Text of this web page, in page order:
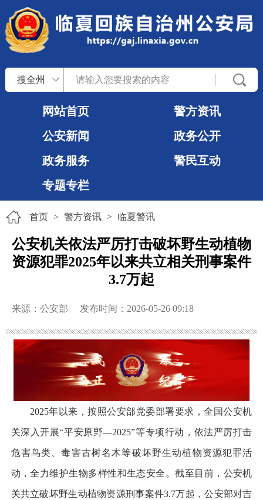
搜全州
网站首页
警方资讯
公安新闻
政务公开
政务服务
警民互动
专题专栏
首页 > 警方资讯 > 临夏警讯
公安机关依法严厉打击破坏野生动植物
资源犯罪2025年以来共立相关刑事案件
3.7万起
来源：公安部 发布时间：2026-05-26 09:18
2025年以来，按照公安部党委部署要求，全国公安机
关深入开展“平安原野—2025”等专项行动，依法严厉打击
危害鸟类、毒害古树名木等破坏野生动植物资源犯罪活
动，全力维护生物多样性和生态安全。截至目前，公安机
关共立破坏野生动植物资源刑事案件3.7万起，公安部对吉